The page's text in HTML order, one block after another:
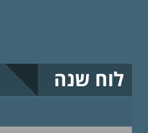
לוח שנה